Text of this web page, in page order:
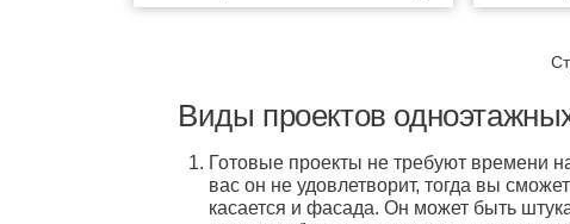
Виды проектов
Готовые проекты не требуют времени
вас он не удовлетворит, тогда вы
касается и фасада. Он может быть